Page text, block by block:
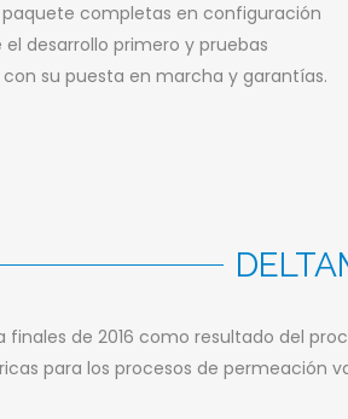
completas en configuración
desarrollo primero y pruebas
su puesta en marcha y garantías.
de 2016 como resultado del
para los procesos de